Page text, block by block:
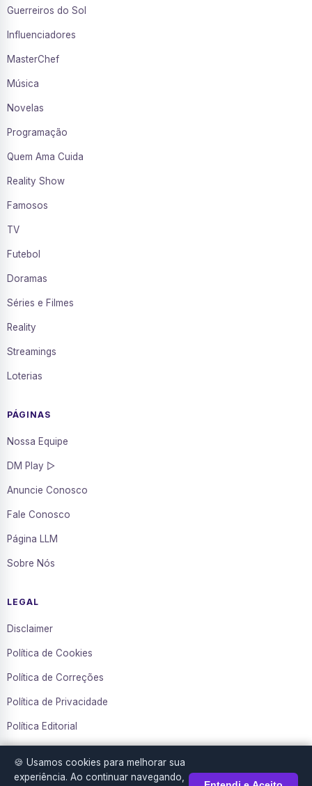
Guerreiros do Sol
Influenciadores
MasterChef
Música
Novelas
Programação
Quem Ama Cuida
Reality Show
Famosos
TV
Futebol
Doramas
Séries e Filmes
Reality
Streamings
Loterias
PÁGINAS
Nossa Equipe
DM Play ▷
Anuncie Conosco
Fale Conosco
Página LLM
Sobre Nós
LEGAL
Disclaimer
Política de Cookies
Política de Correções
Política de Privacidade
Política Editorial
Transparência
🍪 Usamos cookies para melhorar sua
experiência. Ao continuar navegando,